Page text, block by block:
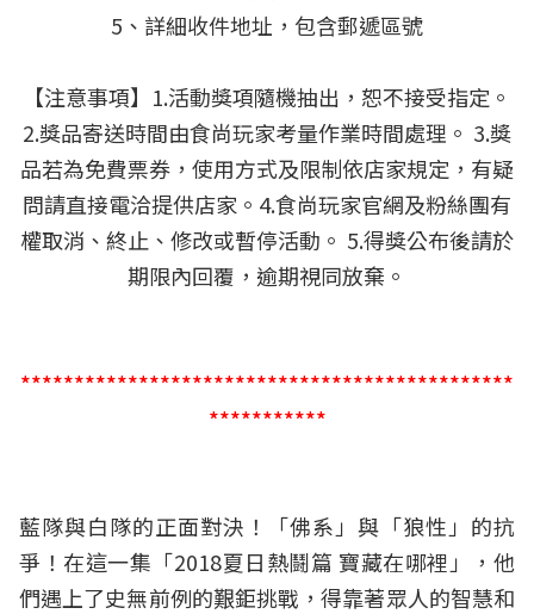
5、詳細收件地址，包含郵遞區號
【注意事項】1.活動獎項隨機抽出，恕不接受指定。
2.獎品寄送時間由食尚玩家考量作業時間處理。 3.獎
品若為免費票券，使用方式及限制依店家規定，有疑
問請直接電洽提供店家。4.食尚玩家官網及粉絲團有
權取消、終止、修改或暫停活動。 5.得獎公布後請於
期限內回覆，逾期視同放棄。
**********************************************
***********
藍隊與白隊的正面對決！「佛系」與「狼性」的抗
爭！在這一集「2018夏日熱鬪篇 寶藏在哪裡」，他
們遇上了史無前例的艱鉅挑戰，得靠著眾人的智慧和